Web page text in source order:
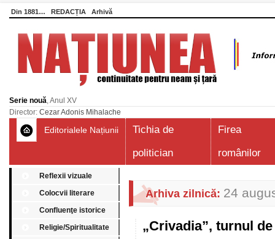
Din 1881… REDACȚIA Arhivă
Serie nouă, Anul XV
Director: Cezar Adonis Mihalache
Editorialele Națiunii
Tichia de
politician
Firea
românilor
Reflexii vizuale
Colocvii literare
Confluenţe istorice
Religie/Spiritualitate
Arhiva zilnică: 24
„Crivadia”, turnul